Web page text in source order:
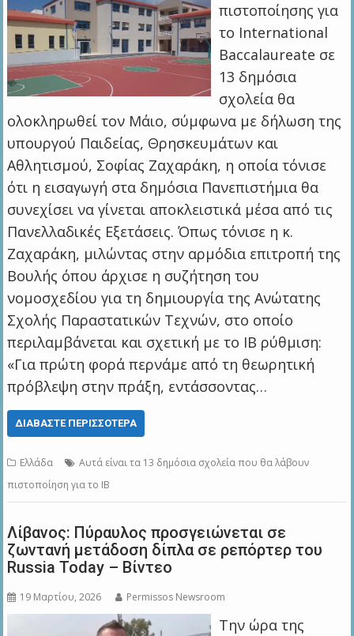
πιστοποίησης για
το International
Baccalaureate σε
13 δημόσια
σχολεία θα
ολοκληρωθεί τον Μάιο, σύμφωνα με δήλωση της
υπουργού Παιδείας, Θρησκευμάτων και
Αθλητισμού, Σοφίας Ζαχαράκη, η οποία τόνισε
ότι η εισαγωγή στα δημόσια Πανεπιστήμια θα
συνεχίσει να γίνεται αποκλειστικά μέσα από τις
Πανελλαδικές Εξετάσεις. Όπως τόνισε η κ.
Ζαχαράκη, μιλώντας στην αρμόδια επιτροπή της
Βουλής όπου άρχισε η συζήτηση του
νομοσχεδίου για τη δημιουργία της Ανώτατης
Σχολής Παραστατικών Τεχνών, στο οποίο
περιλαμβάνεται και σχετική με το ΙΒ ρύθμιση:
«Για πρώτη φορά περνάμε από τη θεωρητική
πρόβλεψη στην πράξη, εντάσσοντας…
ΔΙΑΒΆΣΤΕ ΠΕΡΙΣΣΌΤΕΡΑ
Ελλάδα
Αυτά είναι τα 13 δημόσια σχολεία που θα λάβουν
πιστοποίηση για το IB
Λίβανος: Πύραυλος προσγειώνεται σε
ζωντανή μετάδοση δίπλα σε ρεπόρτερ του
Russia Today – Βίντεο
19 Μαρτίου, 2026 Permissos Newsroom
Την ώρα της